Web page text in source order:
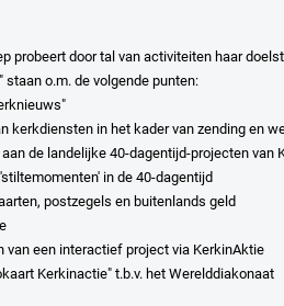
probeert door tal van activiteiten haar
staan o.m. de volgende punten:
kerkdiensten in het kader van zending en
de landelijke 40-dagentijd-projecten van
in de 40-dagentijd
postzegels en buitenlands geld
van een interactief project via KerkinAktie
Kerkinactie" t.b.v. het Werelddiakonaat